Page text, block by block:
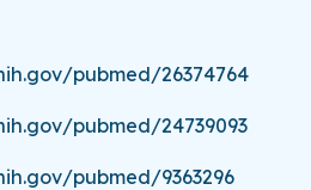
pubmed/26374764
pubmed/24739093
pubmed/9363296